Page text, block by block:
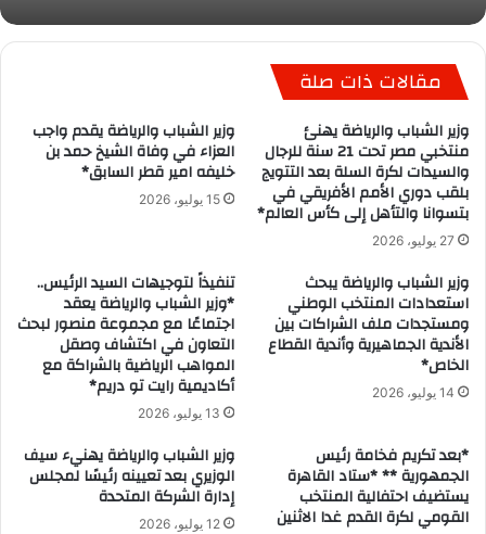
مقالات ذات صلة
وزير الشباب والرياضة يهنئ
منتخبي مصر تحت 21 سنة للرجال
والسيدات لكرة السلة بعد التتويج
بلقب دوري الأمم الأفريقي في
بتسوانا والتأهل إلى كأس العالم*
27 يوليو، 2026
وزير الشباب والرياضة يقدم واجب
العزاء في وفاة الشيخ حمد بن
خليفه امير قطر السابق*
15 يوليو، 2026
وزير الشباب والرياضة يبحث
استعدادات المنتخب الوطني
ومستجدات ملف الشراكات بين
الأندية الجماهيرية وأندية القطاع
الخاص*
14 يوليو، 2026
تنفيذاً لتوجيهات السيد الرئيس..
*وزير الشباب والرياضة يعقد
اجتماعًا مع مجموعة منصور لبحث
التعاون في اكتشاف وصقل
المواهب الرياضية بالشراكة مع
أكاديمية رايت تو دريم*
13 يوليو، 2026
*بعد تكريم فخامة رئيس
الجمهورية ** *ستاد القاهرة
يستضيف احتفالية المنتخب
القومي لكرة القدم غدا الاثنين
وزير الشباب والرياضة يهنيء سيف
الوزيري بعد تعيينه رئيسًا لمجلس
إدارة الشركة المتحدة
12 يوليو، 2026